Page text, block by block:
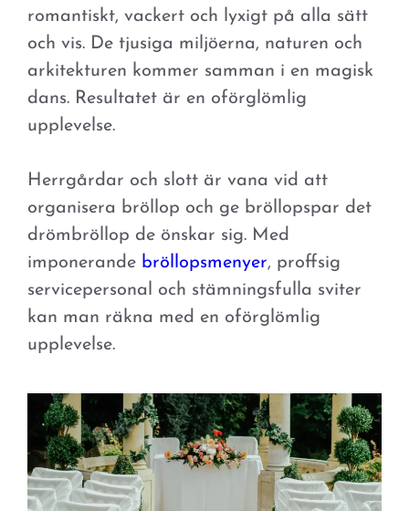
romantiskt, vackert och lyxigt på alla sätt
och vis. De tjusiga miljöerna, naturen och
arkitekturen kommer samman i en magisk
dans. Resultatet är en oförglömlig
upplevelse.
Herrgårdar och slott är vana vid att
organisera bröllop och ge bröllopspar det
drömbröllop de önskar sig. Med
imponerande bröllopsmenyer, proffsig
servicepersonal och stämningsfulla sviter
kan man räkna med en oförglömlig
upplevelse.